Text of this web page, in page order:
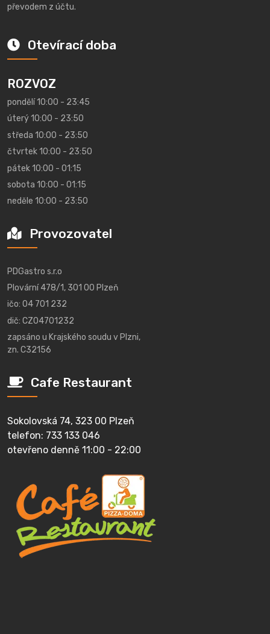
převodem z účtu.
Otevírací doba
ROZVOZ
pondělí 10:00 - 23:45
úterý 10:00 - 23:50
středa 10:00 - 23:50
čtvrtek 10:00 - 23:50
pátek 10:00 - 01:15
sobota 10:00 - 01:15
neděle 10:00 - 23:50
Provozovatel
PDGastro s.r.o
Plovární 478/1, 301 00 Plzeň
ičo: 04 701 232
dič: CZ04701232
zapsáno u Krajského soudu v Plzni,
zn. C32156
Cafe Restaurant
Sokolovská 74, 323 00 Plzeň
telefon: 733 133 046
otevřeno denně 11:00 - 22:00